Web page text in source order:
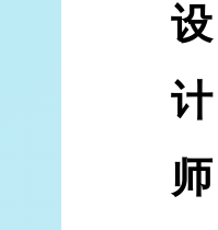
设
计
师